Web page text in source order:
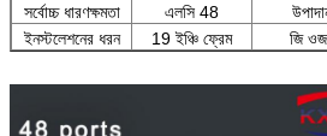
সর্বোচ্চ ধারণক্ষমতা
এলসি 48
ইনস্টলেশনের ধরন
19 ইঞ্চি ফ্রেম জি